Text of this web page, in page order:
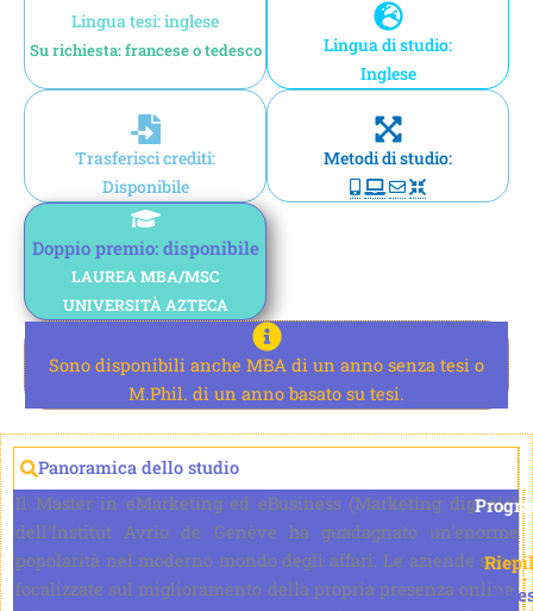
Lingua tesi: inglese
Su richiesta: francese o tedesco
Lingua di studio:
Inglese
Trasferisci crediti:
Disponibile
Metodi di studio:
Doppio premio: disponibile
LAUREA MBA/MSC
UNIVERSITÀ AZTECA
Sono disponibili anche MBA di un anno senza tesi o
M.Phil. di un anno basato su tesi.
Panoramica dello studio
Il Master in eMarketing ed eBusiness (Marketing digitale)
dell'Institut Avrio de Genève ha guadagnato un'enorme
popolarità nel moderno mondo degli affari. Le aziende sono
focalizzate sul miglioramento della propria presenza online.